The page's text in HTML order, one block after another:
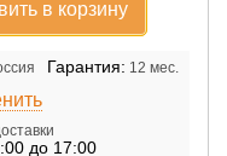
в корзину
Гарантия: 12 мес.
до 17:00